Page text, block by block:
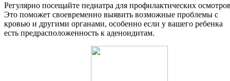
Регулярно посещайте педиатра для профилактических
Это поможет своевременно выявить возможные проблемы с
кровью и другими органами, особенно если у вашего ребенка
есть предрасположенность к аденоидитам.